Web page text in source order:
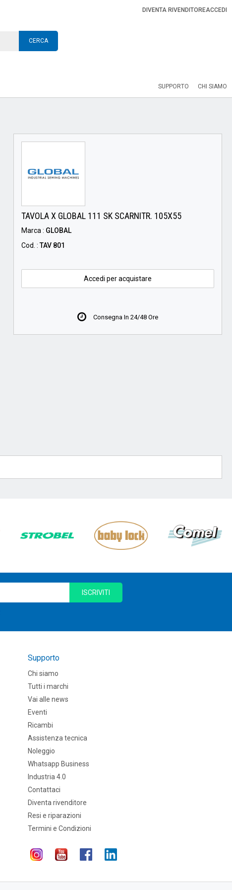
DIVENTA RIVENDITOREACCEDI
CERCA
SUPPORTO CHI SIAMO
TAVOLA X GLOBAL 111 SK SCARNITR. 105X55
Marca : GLOBAL
Cod. :TAV 801
Accedi per acquistare
Consegna In 24/48 Ore
ISCRIVITI
Supporto
Chi siamo
Tutti i marchi
Vai alle news
Eventi
Ricambi
Assistenza tecnica
Noleggio
Whatsapp Business
Industria 4.0
Contattaci
Diventa rivenditore
Resi e riparazioni
Termini e Condizioni